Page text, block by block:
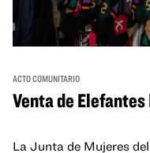
ACTO COMUNITARIO
Venta de
La Junta de Mujeres